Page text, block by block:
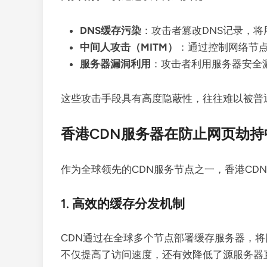
DNS缓存污染 ：攻击者篡改DNS记录，
中间人攻击（MITM）
：通过控制网络节
服务器漏洞利用 ：攻击者利用服务器安
这些攻击手段具有高度隐蔽性，往往难以被普
香港CDN服务器在防止网页劫
作为全球领先的CDN服务节点之一，香港
1. 高效的缓存分发机制
CDN通过在全球多个节点部署缓存服务器，
不仅提高了访问速度，还有效降低了源服务